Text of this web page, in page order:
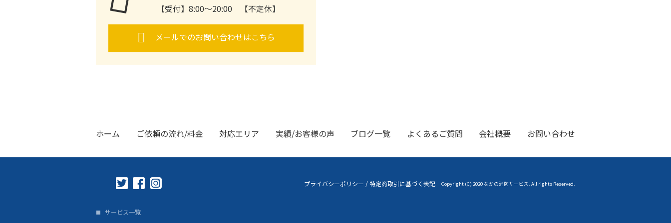
【受付】8:00～20:00 【不定休】
メールでのお問い合わせはこちら
ホーム ご依頼の流れ/料金 対応エリア 実績/お客様の声 ブログ一覧 よくあるご質問 会社概要 お問い合わせ
プライバシーポリシー /特定商取引に基づく表記 Copyright (C) 2020 なかの消防サービス. All rights Reserved.
サービス一覧